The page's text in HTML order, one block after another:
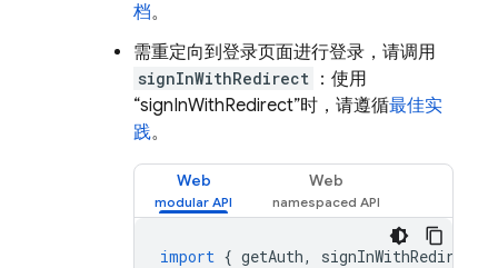
档。
需重定向到登录页面进行登录，请调用
signInWithRedirect ：使用
“signInWithRedirect”时，请遵循最佳实
践。
Web Web
import { getAuth, signInWithRedirect